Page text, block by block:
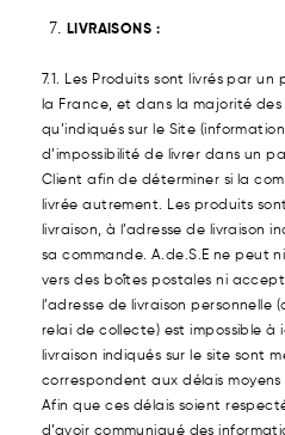
LIVRAISONS :
7.1. Les Produits sont livrés par
la France, et dans la majorité
qu’indiqués sur le Site
d’impossibilité de livrer dans un
Client afin de déterminer si la
livrée autrement. Les produits
livraison, à l’adresse de livraison
sa commande. A.de.S.E ne peut
vers des boîtes postales ni
l’adresse de livraison personnelle
relai de collecte) est impossible à
livraison indiqués sur le site sont
correspondent aux délais
Afin que ces délais soient
d’avoir communiqué des